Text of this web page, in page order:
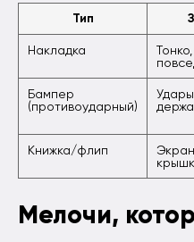
Тип
Накладка
Тонко,
Бампер
(противоударный)
Книжка/флип
Мелочи,